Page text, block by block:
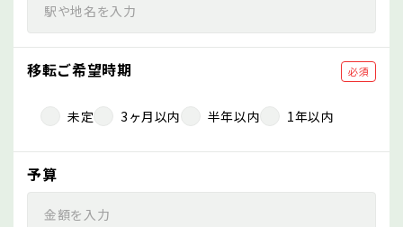
移転ご希望時期 必須
未定 3ヶ月以内 半年以内 1年以内
予算